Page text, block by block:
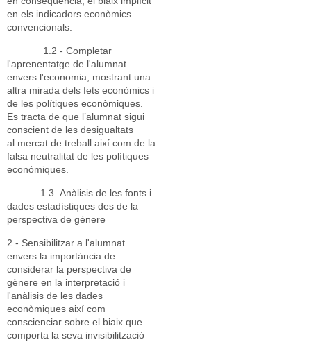
en els indicadors econòmics
convencionals.
1.2 - Completar
l'aprenentatge de l'alumnat
envers l'economia, mostrant una
altra mirada dels fets econòmics i
de les polítiques econòmiques.
Es tracta de que l’alumnat sigui
conscient de les desigualtats
al mercat de treball així com de la
falsa neutralitat de les polítiques
econòmiques.
1.3 Anàlisis de les fonts i
dades estadístiques des de la
perspectiva de gènere
2.- Sensibilitzar a l'alumnat
envers la importància de
considerar la perspectiva de
gènere en la interpretació i
l'anàlisis de les dades
econòmiques així com
conscienciar sobre el biaix que
comporta la seva invisibilització